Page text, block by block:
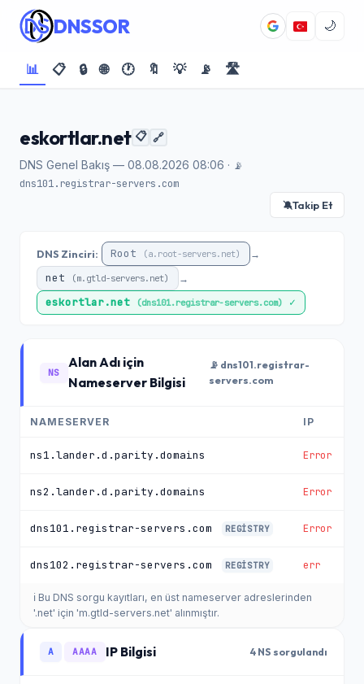
DNSSOR 🌙
📊 📋 🔒 🌐 🕐 🔖 💡 📡 🛣️
eskortlar.net 📋 🔗
DNS Genel Bakış — 08.08.2026 08:06 · 📡
dns101.registrar-servers.com
🔕Takip Et
DNS Zinciri: Root (a.root-servers.net) →
net (m.gtld-servers.net) →
eskortlar.net (dns101.registrar-servers.com) ✓
NS
Alan Adı için
Nameserver Bilgisi
📡 dns101.registrar-
servers.com
NAMESERVER IP
ns1.lander.d.parity.domains Error
ns2.lander.d.parity.domains Error
dns101.registrar-servers.com REGISTRY Error
dns102.registrar-servers.com REGISTRY err
ℹ️ Bu DNS sorgu kayıtları, en üst nameserver adreslerinden
'.net' için 'm.gtld-servers.net' alınmıştır.
A AAAA IP Bilgisi 4 NS sorgulandı